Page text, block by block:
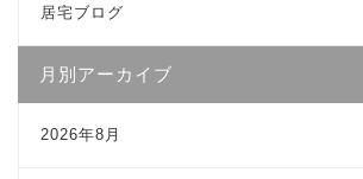
居宅ブログ
月別アーカイブ
2026年8月